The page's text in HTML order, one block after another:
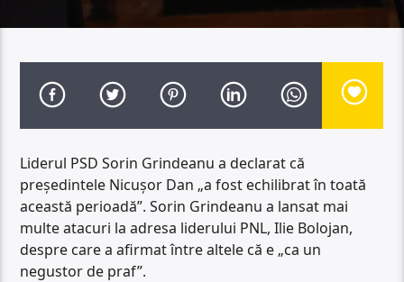
Liderul PSD Sorin Grindeanu a declarat că
președintele Nicușor Dan „a fost echilibrat în toată
această perioadă”. Sorin Grindeanu a lansat mai
multe atacuri la adresa liderului PNL, Ilie Bolojan,
despre care a afirmat între altele că e „ca un
negustor de praf”.